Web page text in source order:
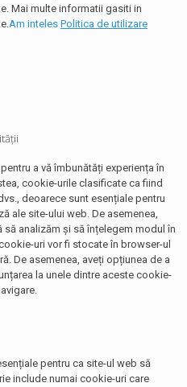
Mai multe informatii gasiti in
Am inteles Politica de utilizare
a vă îmbunătăți experiența în
cookie-urile clasificate ca fiind
deoarece sunt esențiale pentru
ale site-ului web. De asemenea,
analizăm și să înțelegem modul în
uri vor fi stocate în browser-ul
De asemenea, aveți opțiunea de a
la unele dintre aceste cookie-
pentru ca site-ul web să
include numai cookie-uri care